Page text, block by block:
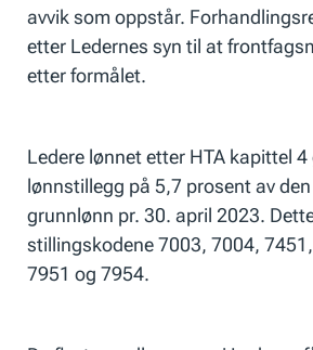
avvik som oppstår.
etter Ledernes syn til at
etter formålet.
Ledere lønnet etter HTA kapittel 4
lønnstillegg på 5,7 prosent av
grunnlønn pr. 30. april 2023.
stillingskodene 7003, 7004,
7951 og 7954.